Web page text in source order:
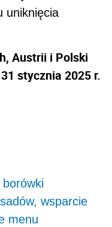
uniknięcia
Austrii i Polski
stycznia 2025 r.
wsparcie
menu